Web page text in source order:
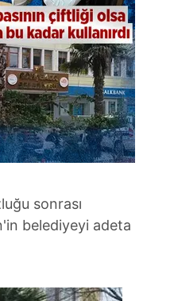
sonrası
belediyeyi adeta